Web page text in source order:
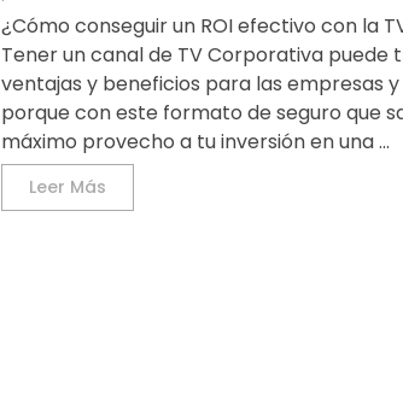
¿Cómo conseguir un ROI efectivo con la
Tener un canal de TV Corporativa puede
ventajas y beneficios para las empresas
porque con este formato de seguro que
máximo provecho a tu inversión en una ...
Leer Más